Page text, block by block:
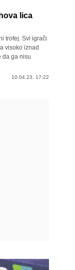
lica
trofej. Svi igrači
visoko iznad
da ga nisu
10.04.23. 17:22